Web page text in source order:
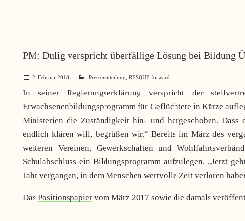
PM: Dulig verspricht überfällige Lösung bei Bildung
2. Februar 2018 administrator
Pressemitteilung ,RESQUE forward
In seiner Regierungserklärung verspricht der
Erwachsenenbildungsprogramm für Geflüchtete in Kürze
Ministerien die Zuständigkeit hin- und hergeschoben.
endlich klären will, begrüßen wir.“ Bereits im März des
weiteren Vereinen, Gewerkschaften und
Schulabschluss ein Bildungsprogramm aufzulegen. „Jetzt
Jahr vergangen, in dem Menschen wertvolle Zeit verloren
Das Positionspapier vom März 2017 sowie die damals